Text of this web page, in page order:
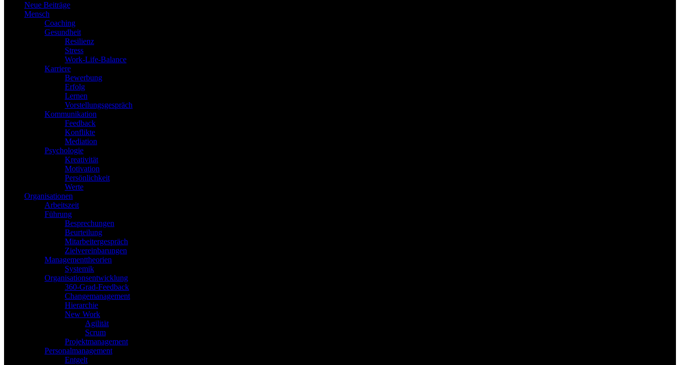
Neue Beiträge
Mensch
Coaching
Gesundheit
Resilienz
Stress
Work-Life-Balance
Karriere
Bewerbung
Erfolg
Lernen
Vorstellungsgespräch
Kommunikation
Feedback
Konflikte
Mediation
Psychologie
Kreativität
Motivation
Persönlichkeit
Werte
Organisationen
Arbeitszeit
Führung
Besprechungen
Beurteilung
Mitarbeitergespräch
Zielvereinbarungen
Managementtheorien
Systemik
Organisationsentwicklung
360-Grad-Feedback
Changemanagement
Hierarchie
New Work
Agilität
Scrum
Projektmanagement
Personalmanagement
Entgelt